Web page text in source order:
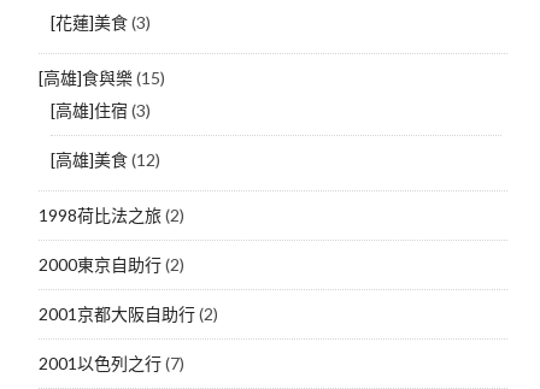
[花蓮]美食(3)
[高雄]食與樂(15)
[高雄]住宿 (3)
[高雄]美食(12)
1998荷比法之旅(2)
2000東京自助行(2)
2001京都大阪自助行(2)
2001以色列之行(7)